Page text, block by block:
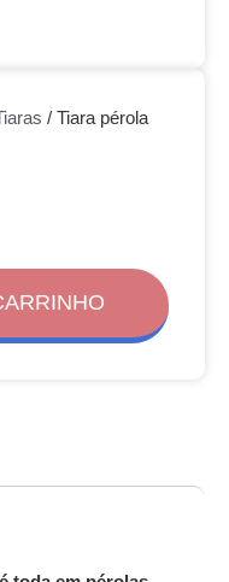
/ Tiara pérola